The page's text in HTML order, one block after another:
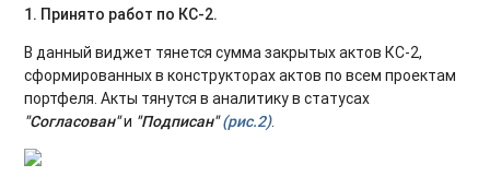
1. Принято работ по КС-2.
В данный виджет тянется сумма закрытых актов КС-2,
сформированных в конструкторах актов по всем проектам
портфеля. Акты тянутся в аналитику в статусах
"Согласован"и "Подписан"(рис.2).